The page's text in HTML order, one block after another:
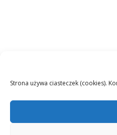
Strona używa ciasteczek (cookies).